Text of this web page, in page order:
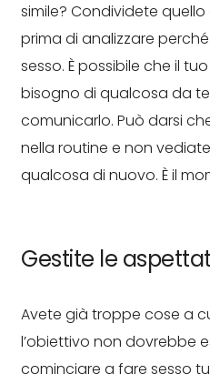
simile? Condividete
prima di analizzare
sesso. È possibile che il
bisogno di qualcosa da
comunicarlo. Può darsi
nella routine e non
qualcosa di nuovo. È il
Gestite le
Avete già troppe cose a
l’obiettivo non dovrebbe
cominciare a fare sesso